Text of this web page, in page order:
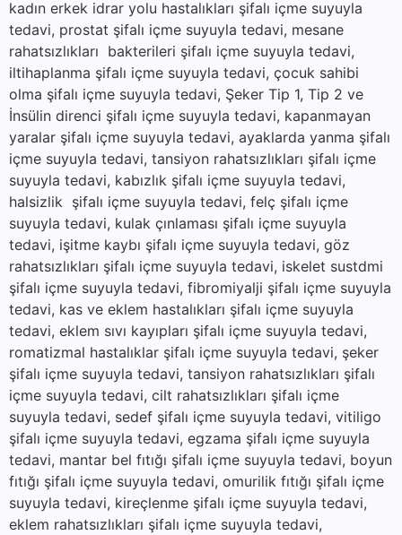
kadın erkek idrar yolu hastalıkları şifalı içme suyuyla
tedavi, prostat şifalı içme suyuyla tedavi, mesane
rahatsızlıkları bakterileri şifalı içme suyuyla tedavi,
iltihaplanma şifalı içme suyuyla tedavi, çocuk sahibi
olma şifalı içme suyuyla tedavi, Şeker Tip 1, Tip 2 ve
İnsülin direnci şifalı içme suyuyla tedavi, kapanmayan
yaralar şifalı içme suyuyla tedavi, ayaklarda yanma şifalı
içme suyuyla tedavi, tansiyon rahatsızlıkları şifalı içme
suyuyla tedavi, kabızlık şifalı içme suyuyla tedavi,
halsizlik şifalı içme suyuyla tedavi, felç şifalı içme
suyuyla tedavi, kulak çınlaması şifalı içme suyuyla
tedavi, işitme kaybı şifalı içme suyuyla tedavi, göz
rahatsızlıkları şifalı içme suyuyla tedavi, iskelet sustdmi
şifalı içme suyuyla tedavi, fibromiyalji şifalı içme suyuyla
tedavi, kas ve eklem hastalıkları şifalı içme suyuyla
tedavi, eklem sıvı kayıpları şifalı içme suyuyla tedavi,
romatizmal hastalıklar şifalı içme suyuyla tedavi, şeker
şifalı içme suyuyla tedavi, tansiyon rahatsızlıkları şifalı
içme suyuyla tedavi, cilt rahatsızlıkları şifalı içme
suyuyla tedavi, sedef şifalı içme suyuyla tedavi, vitiligo
şifalı içme suyuyla tedavi, egzama şifalı içme suyuyla
tedavi, mantar bel fıtığı şifalı içme suyuyla tedavi, boyun
fıtığı şifalı içme suyuyla tedavi, omurilik fıtığı şifalı içme
suyuyla tedavi, kireçlenme şifalı içme suyuyla tedavi,
eklem rahatsızlıkları şifalı içme suyuyla tedavi,